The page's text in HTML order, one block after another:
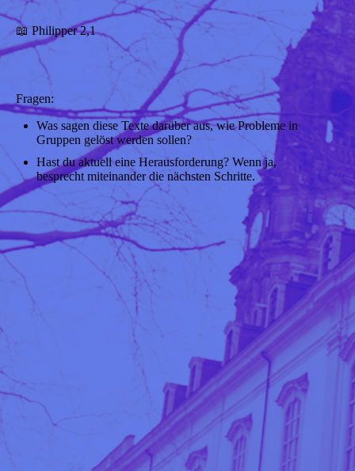
📖 Philipper 2,1
Fragen:
Was sagen diese Texte darüber aus, wie Probleme in
Gruppen gelöst werden sollen?
Hast du aktuell eine Herausforderung? Wenn ja,
besprecht miteinander die nächsten Schritte.